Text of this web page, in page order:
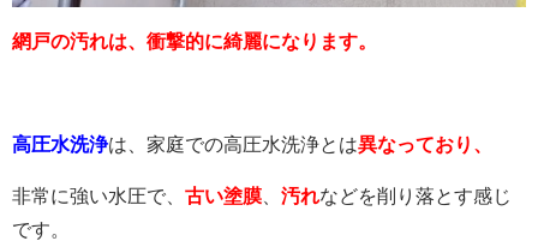
網戸の汚れは、衝撃的に綺麗になります。
高圧水洗浄は、家庭での高圧水洗浄とは異なっており、
非常に強い水圧で、 古い塗膜 汚れなどを削り落とす感じ
です。